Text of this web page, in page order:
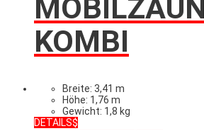
KOMBI
Breite: 3,41 m
Höhe: 1,76 m
Gewicht: 1,8 kg
DETAILS